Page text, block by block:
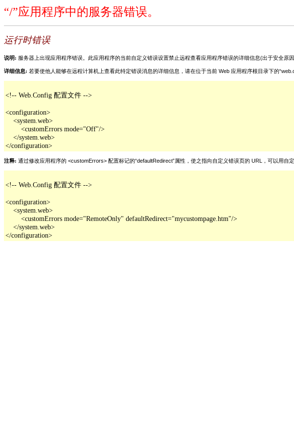
“/”应用程序中的服务器错误。
运行时错误
说明: 服务器上出现应用程序错误。此应用程序的当前自定义错误设置禁止远程查看应用程序错误的详细信息(出于安全原
详细信息: 若要使他人能够在远程计算机上查看此特定错误消息的详细信息，请在位于当前 Web 应用程序根目录下的
<!-- Web.Config 配置文件 -->
<configuration>
    <system.web>
        <customErrors mode="Off"/>
    </system.web>
</configuration>
注释: 通过修改应用程序的 <customErrors> 配置标记的“defaultRedirect”属性，使之指向自定义错误页的 URL，可以用自
<!-- Web.Config 配置文件 -->
<configuration>
    <system.web>
        <customErrors mode="RemoteOnly" defaultRedirect="mycustompage.htm"/>
    </system.web>
</configuration>